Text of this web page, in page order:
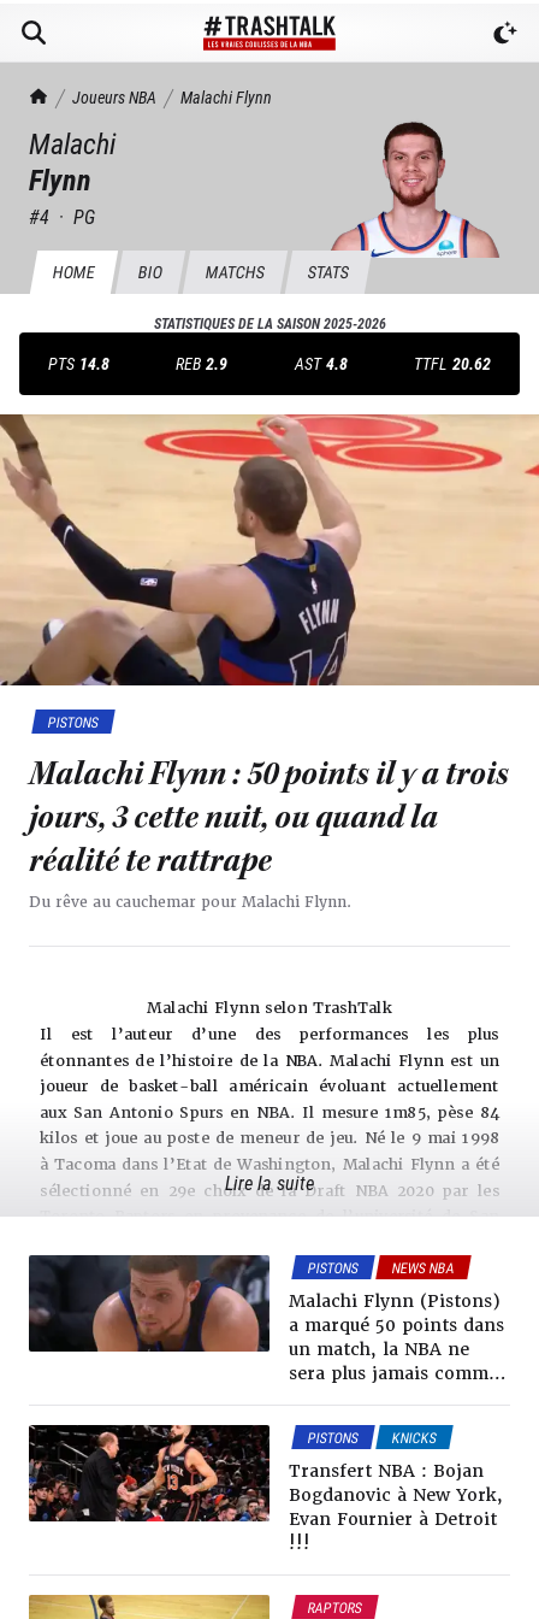
TrashTalk Actu NBA
Joueurs NBA MalachiFlynn
Malachi
Flynn
#4 · PG
HOME BIO MATCHS STATS
STATISTIQUES DE LA SAISON2025-2026
PTS 14.8 REB 2.9 AST 4.8 TTFL 20.62
PISTONS
Malachi Flynn : 50 points il y a trois
jours, 3 cette nuit, ou quand la
réalité te rattrape
Du rêve au cauchemar pour Malachi Flynn.
Malachi Flynn selon TrashTalk
Il est l’auteur d’une des performances les plus
étonnantes de l’histoire de la NBA. Malachi Flynn est un
joueur de basket-ball américain évoluant actuellement
aux San Antonio Spurs en NBA. Il mesure 1m85, pèse 84
kilos et joue au poste de meneur de jeu. Né le 9 mai 1998
à Tacoma dans l’Etat de Washington, Malachi Flynn a été
sélectionné en 29e choix de la Draft NBA 2020 par les
Toronto Raptors en provenance de l’université de San
dans sa carrière en NBA.
Malachi Flynn, le scoreur d’occasion
Malachi Flynn est un joueur dont la force est sa capacité
à mettre des points. Ça aide. Bon shooteur, il a le profil
du joueur qui, dans un bon jour, est capable de prendre
Malheureusement, depuis son arrivée en NBA, Malachi
Flynn n’a pas connu beaucoup de bons jours. Lorsque son
adresse n’est pas présente, il ne peut pas vraiment
compenser car son playmaking et surtout sa défense sont
en dessous de la moyenne. Malachi Flynn est talentueux,
mais il semble lui manquer des armes pour rêver d’un
vrai rôle en NBA.
Malachi Flynn est arrivé en NBA chez les Toronto
Lire la suite
PISTONS NEWS NBA
Malachi Flynn (Pistons)
a marqué 50 points dans
un match, la NBA ne
sera plus jamais comme
PISTONS
KNICKS
🇫🇷FRANÇAIS
NEWS NBA
RUMEURS & TRADES
Transfert NBA : Bojan
Bogdanovic à New York,
Evan Fournier à Detroit
!!!
RAPTORS